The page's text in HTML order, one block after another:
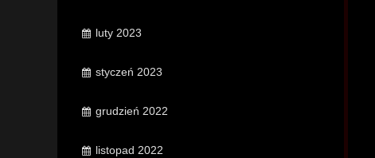
luty 2023
styczeń 2023
grudzień 2022
listopad 2022